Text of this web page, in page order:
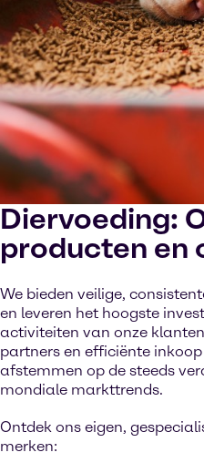
Diervoeding:
producten en
We bieden veilige,
en leveren het hoogste
activiteiten van onze
partners en efficiënte
afstemmen op de steeds
mondiale markttrends.
Ontdek ons eigen,
merken: